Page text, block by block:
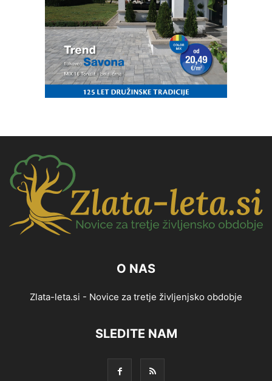
O NAS
Zlata-leta.si - Novice za tretje življenjsko obdobje
SLEDITE NAM